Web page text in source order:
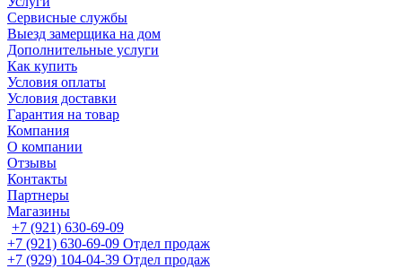
Сервисные службы
Выезд замерщика на дом
Дополнительные услуги
Как купить
Условия оплаты
Условия доставки
Гарантия на товар
Компания
О компании
Отзывы
Контакты
Партнеры
Магазины
+7 (921) 630-69-09
+7 (921) 630-69-09 Отдел продаж
+7 (929) 104-04-39 Отдел продаж